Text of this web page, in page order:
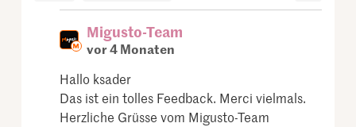
Migusto-Team
vor 4 Monaten
Hallo ksader
Das ist ein tolles Feedback. Merci vielmals.
Herzliche Grüsse vom Migusto-Team